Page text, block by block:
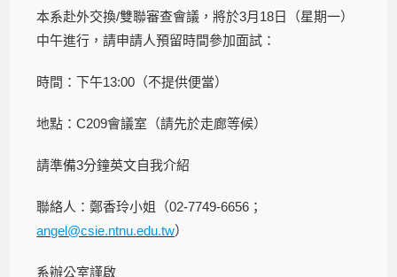
本系赴外交換/雙聯審查會議，將於3月18日（星期一）
中午進行，請申請人預留時間參加面試：
時間：下午13:00（不提供便當）
地點：C209會議室（請先於走廊等候）
請準備3分鐘英文自我介紹
聯絡人：鄭香玲小姐（02-7749-6656；
angel@csie.ntnu.edu.tw）
系辦公室謹啟